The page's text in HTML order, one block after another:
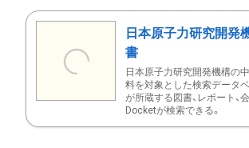
日本原子力研究開発
書
日本原子力研究開発機構の
料を対象とした検索データ
が所蔵する図書、レポート、会
Docketが検索できる。